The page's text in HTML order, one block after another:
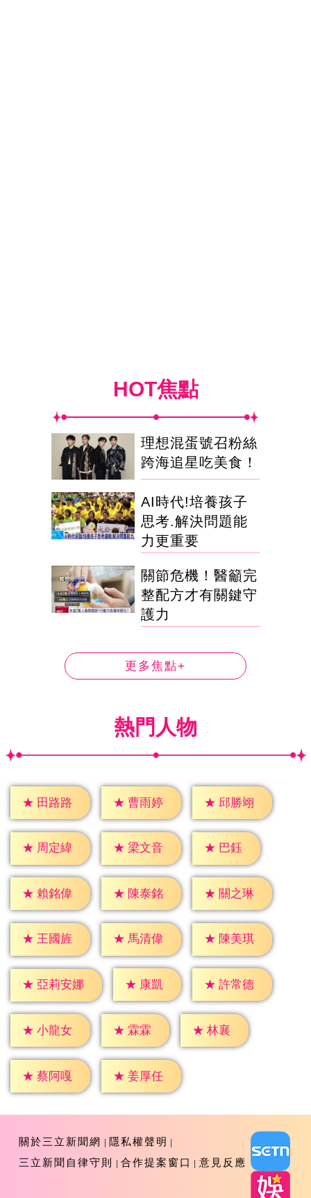
HOT焦點
理想混蛋號召粉絲
跨海追星吃美食！
AI時代!培養孩子
思考.解決問題能
力更重要
關節危機！醫籲完
整配方才有關鍵守
護力
更多焦點+
熱門人物
★ 田路路 ★ 曹雨婷 ★ 邱勝翊
★ 周定緯 ★ 梁文音 ★ 巴鈺
★ 賴銘偉 ★ 陳泰銘 ★ 關之琳
★ 王國旌 ★ 馬清偉 ★ 陳美琪
★ 亞莉安娜 ★ 康凱 ★ 許常德
★ 小龍女 ★ 霖霖 ★ 林襄
★ 蔡阿嘎 ★ 姜厚任
關於三立新聞網
隱私權聲明
三立新聞自律守則
合作提案窗口 意見反應